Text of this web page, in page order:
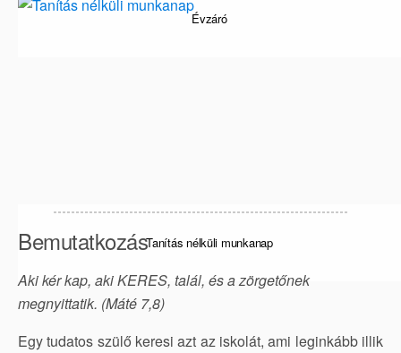
Évzáró
Tanítás nélküli munkanap
Bemutatkozás
Aki kér kap, aki KERES, talál, és a zörgetőnek
megnyittatik. (Máté 7,8)
Egy tudatos szülő keresi azt az iskolát, ami leginkább illik